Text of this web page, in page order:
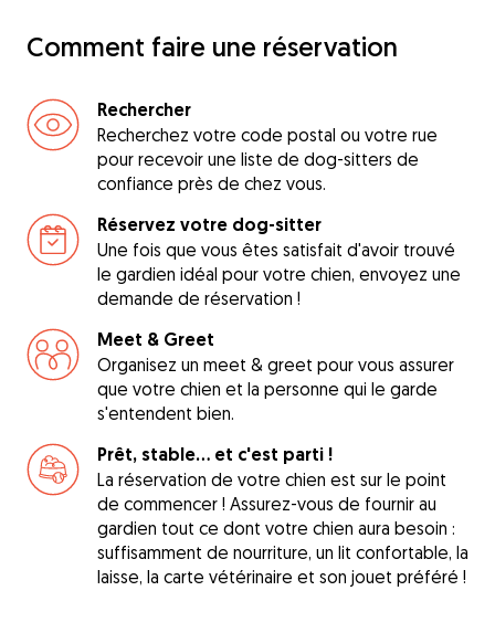
Comment faire une réservation
Rechercher
Recherchez votre code postal ou votre rue
pour recevoir une liste de dog-sitters de
confiance près de chez vous.
Réservez votre dog-sitter
Une fois que vous êtes satisfait d'avoir trouvé
le gardien idéal pour votre chien, envoyez une
demande de réservation !
Meet & Greet
Organisez un meet & greet pour vous assurer
que votre chien et la personne qui le garde
s'entendent bien.
Prêt, stable... et c'est parti !
La réservation de votre chien est sur le point
de commencer ! Assurez-vous de fournir au
gardien tout ce dont votre chien aura besoin :
suffisamment de nourriture, un lit confortable, la
laisse, la carte vétérinaire et son jouet préféré !